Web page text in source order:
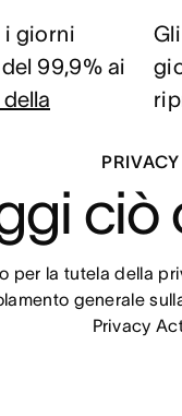
i giorni
99,9% ai
PRIVACY
ciò
per la tutela della
generale
Privacy